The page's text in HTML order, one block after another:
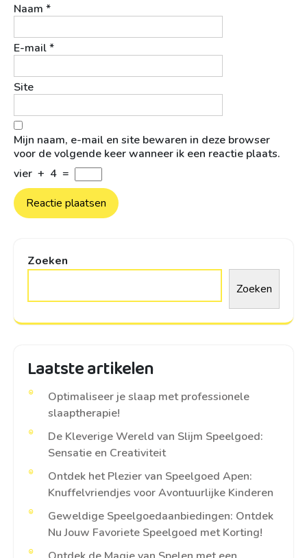
Naam *
E-mail*
Site
Mijn naam, e-mail en site bewaren in deze browser
voor de volgende keer wanneer ik een reactie plaats.
vier + 4 =
Zoeken
Zoeken
Laatste artikelen
Optimaliseer je slaap met professionele
slaaptherapie!
De Kleverige Wereld van Slijm Speelgoed:
Sensatie en Creativiteit
Ontdek het Plezier van Speelgoed Apen:
Knuffelvriendjes voor Avontuurlijke Kinderen
Geweldige Speelgoedaanbiedingen: Ontdek
Nu Jouw Favoriete Speelgoed met Korting!